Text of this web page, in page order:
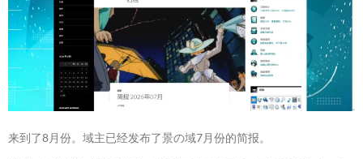
来到了8月份。域主已经发布了景の域7月份的简报。